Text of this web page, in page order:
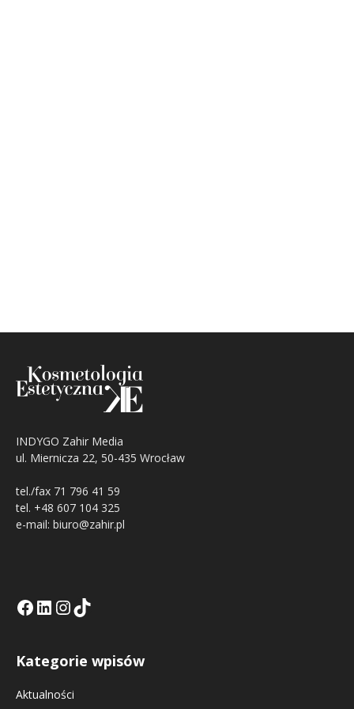
INDYGO Zahir Media
ul. Miernicza 22, 50-435 Wrocław
tel./fax 71 796 41 59
tel. +48 607 104 325
e-mail: biuro@zahir.pl
Facebook
LinkedIn
Tik Tok KEInstagramm KE
Kategorie wpisów
Aktualności